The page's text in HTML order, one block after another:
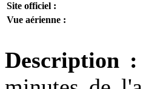
Site officiel :
Vue aérienne :
Description :